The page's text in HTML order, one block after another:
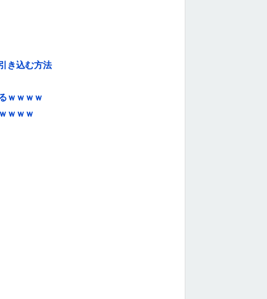
き込む方法
ｗｗｗｗ
ｗｗｗ